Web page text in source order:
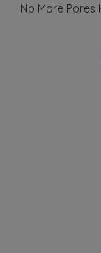
No More Pores